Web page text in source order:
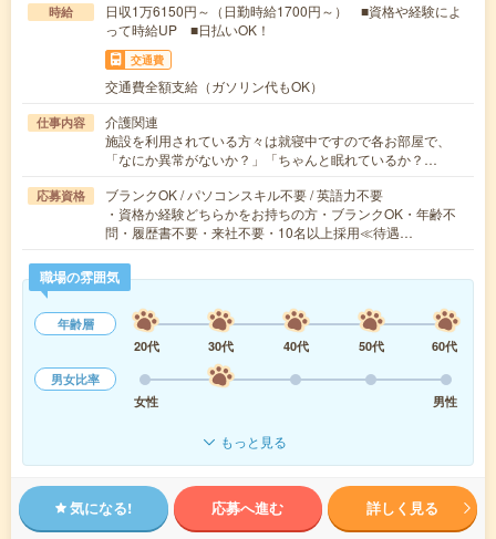
時給
日収1万6150円～（日勤時給1700円～） ■資格や経験によ
って時給UP ■日払いOK！
交通費
交通費全額支給（ガソリン代もOK）
仕事内容
介護関連
施設を利用されている方々は就寝中ですので各お部屋で、
「なにか異常がないか？」「ちゃんと眠れているか？…
応募資格
ブランクOK / パソコンスキル不要 / 英語力不要
・資格か経験どちらかをお持ちの方・ブランクOK・年齢不
問・履歴書不要・来社不要・10名以上採用≪待遇…
職場の雰囲気
年齢層
20代
30代 40代 50代
60代
男女比率
女性
男性
もっと見る
気になる! 応募へ進む 詳しく見る